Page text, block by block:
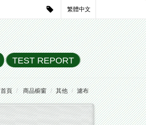
繁體中文
TEST REPORT
首頁 商品櫥窗 其他 濾布